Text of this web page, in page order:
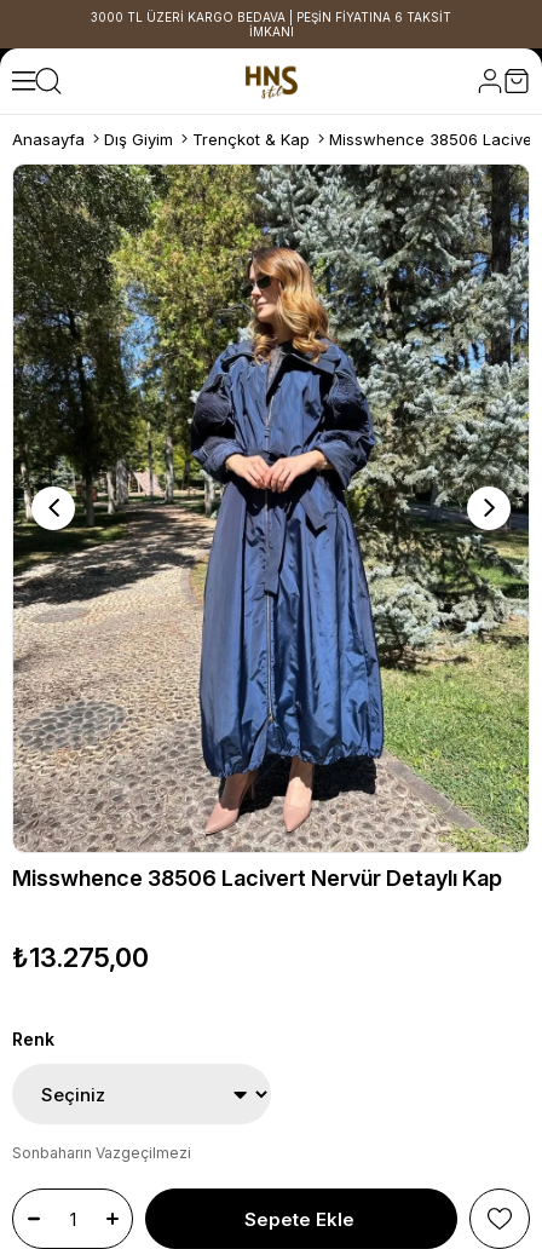
3000 TL ÜZERİ KARGO BEDAVA | PEŞİN FİYATINA 6 TAKSİT
İMKANI
Anasayfa Dış Giyim Trençkot & Kap Misswhence 38506
Misswhence 38506 Lacivert Nervür Detaylı Kap
₺13.275,00
Renk
Sonbaharın Vazgeçilmezi